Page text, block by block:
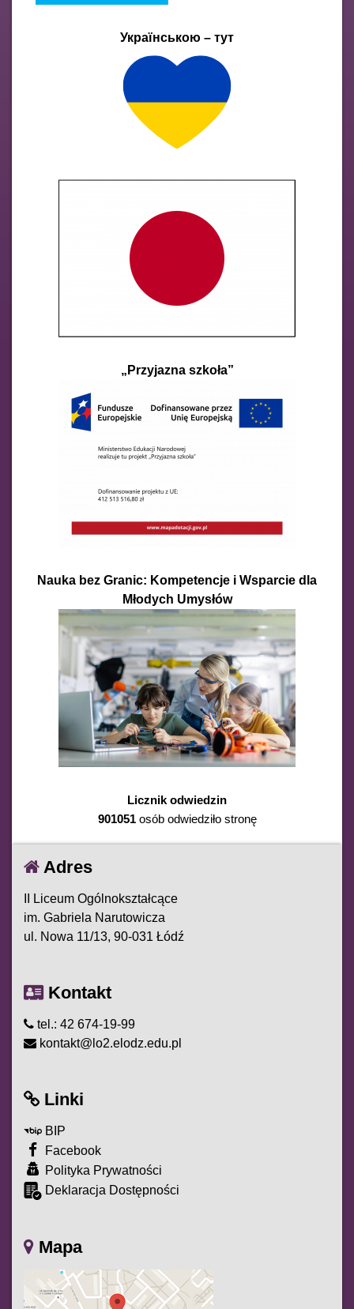
Українською – тут
„Przyjazna szkoła”
Nauka bez Granic: Kompetencje i Wsparcie dla
Młodych Umysłów
Licznik odwiedzin
901051osób odwiedziło stronę
Adres
II Liceum Ogólnokształcące
im. Gabriela Narutowicza
ul. Nowa 11/13, 90-031 Łódź
Kontakt
tel.: 42 674-19-99
kontakt@lo2.elodz.edu.pl
Linki
BIP
Facebook
Polityka Prywatności
Deklaracja Dostępności
Mapa